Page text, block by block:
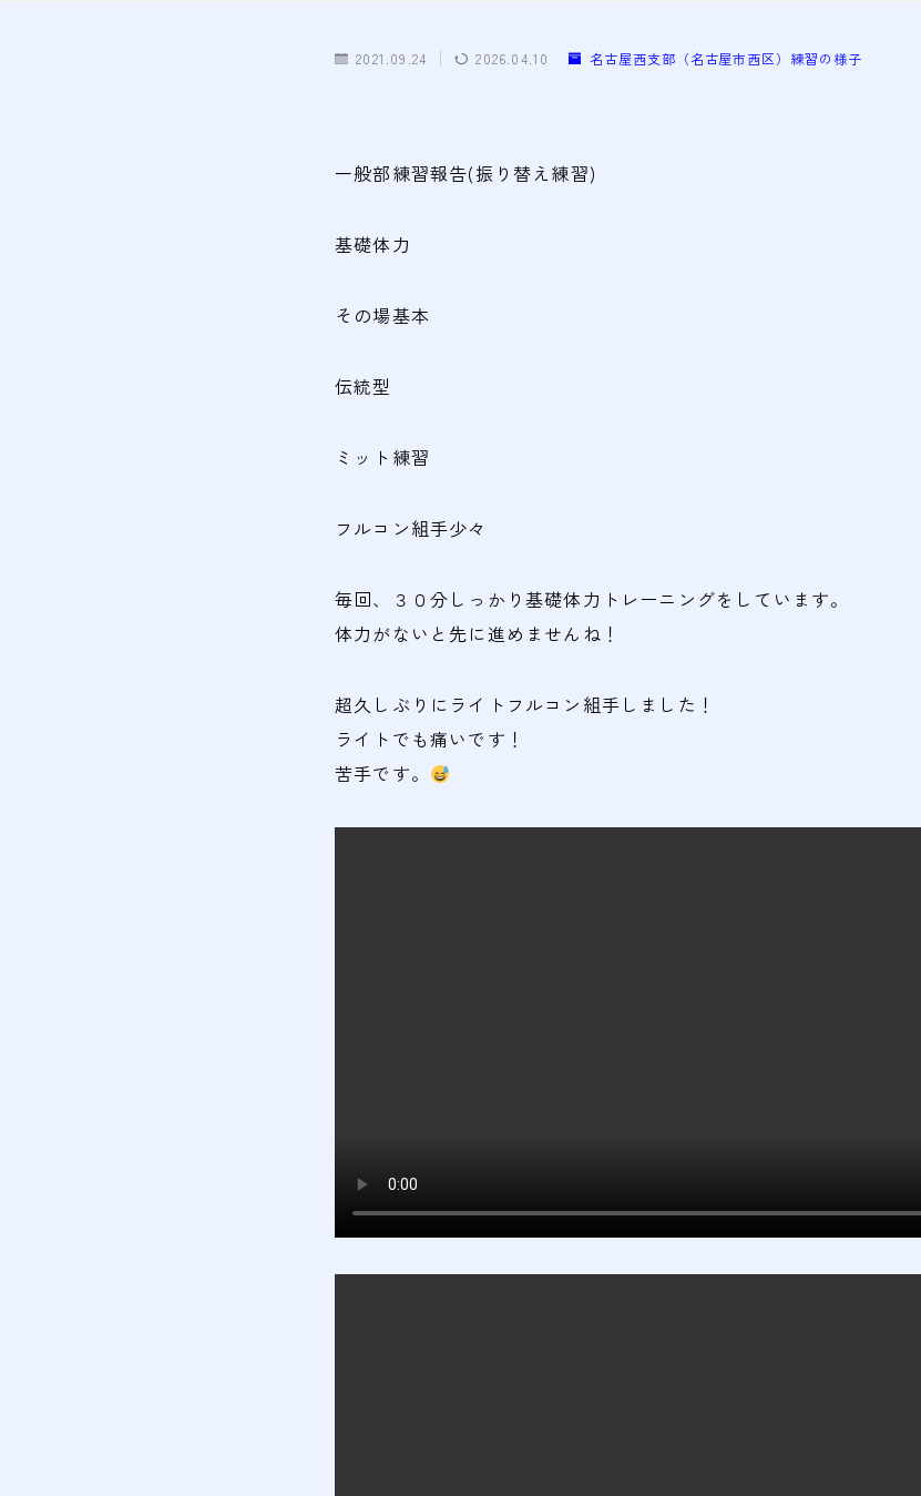
2021.09.24 2026.04.10 名古屋西支部（名古屋市西区）練習の様子
一般部練習報告(振り替え練習)
基礎体力
その場基本
伝統型
ミット練習
フルコン組手少々
毎回、３０分しっかり基礎体力トレーニングをしています。
体力がないと先に進めませんね！
超久しぶりにライトフルコン組手しました！
ライトでも痛いです！
苦手です。